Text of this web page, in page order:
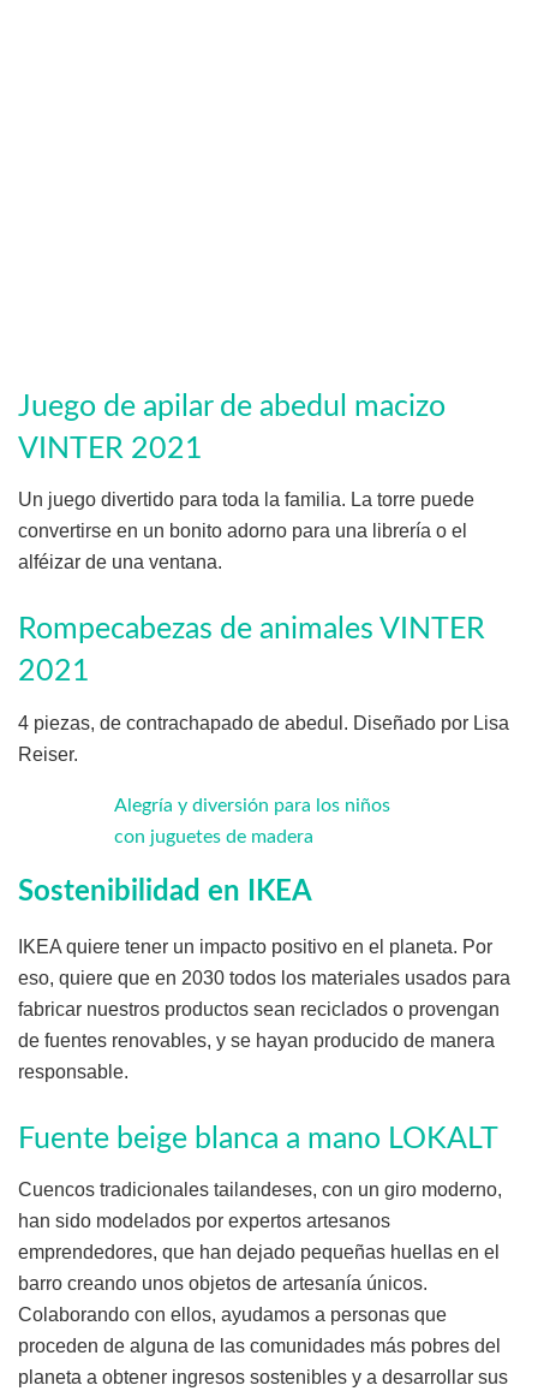
Juego de apilar de abedul macizo
VINTER 2021
Un juego divertido para toda la familia. La torre puede
convertirse en un bonito adorno para una librería o el
alféizar de una ventana.
Rompecabezas de animales VINTER
2021
4 piezas, de contrachapado de abedul. Diseñado por Lisa
Reiser.
Alegría y diversión para los niños
con juguetes de madera
Sostenibilidad en IKEA
IKEA quiere tener un impacto positivo en el planeta. Por
eso, quiere que en 2030 todos los materiales usados para
fabricar nuestros productos sean reciclados o provengan
de fuentes renovables, y se hayan producido de manera
responsable.
Fuente beige blanca a mano LOKALT
Cuencos tradicionales tailandeses, con un giro moderno,
han sido modelados por expertos artesanos
emprendedores, que han dejado pequeñas huellas en el
barro creando unos objetos de artesanía únicos.
Colaborando con ellos, ayudamos a personas que
proceden de alguna de las comunidades más pobres del
planeta a obtener ingresos sostenibles y a desarrollar sus